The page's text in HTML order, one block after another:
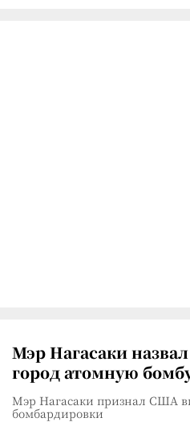
Мэр Нагасаки
город атомную
Мэр Нагасаки признал США
бомбардировки